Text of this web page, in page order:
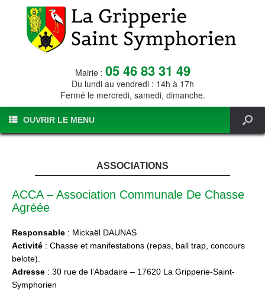
Mairie : 05 46 83 31 49
Du lundi au vendredi : 14h à 17h
Fermé le mercredi, samedi, dimanche.
OUVRIR LE MENU
ASSOCIATIONS
ACCA – Association Communale De Chasse
Agréée
Responsable : Mickaël DAUNAS
Activité : Chasse et manifestations (repas, ball trap, concours
belote).
Adresse : 30 rue de l’Abadaire – 17620 La Gripperie-Saint-
Symphorien